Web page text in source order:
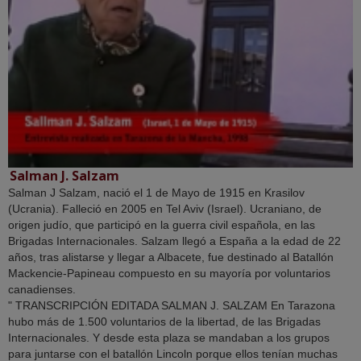
Salman J. Salzam
Salman J Salzam, nació el 1 de Mayo de 1915 en Krasilov
(Ucrania). Falleció en 2005 en Tel Aviv (Israel). Ucraniano, de
origen judío, que participó en la guerra civil española, en las
Brigadas Internacionales. Salzam llegó a España a la edad de 22
años, tras alistarse y llegar a Albacete, fue destinado al Batallón
Mackencie-Papineau compuesto en su mayoría por voluntarios
canadienses.
" TRANSCRIPCIÓN EDITADA SALMAN J. SALZAM En Tarazona
hubo más de 1.500 voluntarios de la libertad, de las Brigadas
Internacionales. Y desde esta plaza se mandaban a los grupos
para juntarse con el batallón Lincoln porque ellos tenían muchas